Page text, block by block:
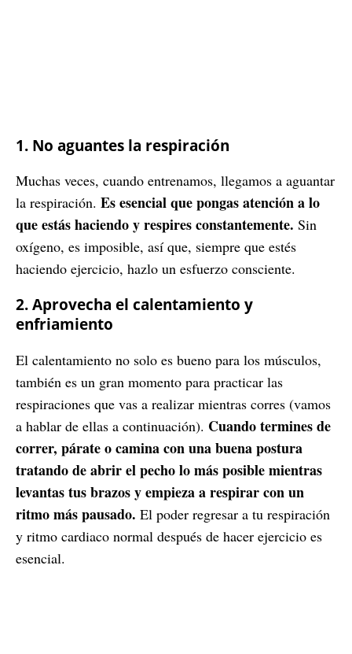
1. No aguantes la respiración
Muchas veces, cuando entrenamos, llegamos a aguantar
la respiración. Es esencial que pongas atención a lo
que estás haciendo y respires constantemente. Sin
oxígeno, es imposible, así que, siempre que estés
haciendo ejercicio, hazlo un esfuerzo consciente.
2. Aprovecha el calentamiento y
enfriamiento
El calentamiento no solo es bueno para los músculos,
también es un gran momento para practicar las
respiraciones que vas a realizar mientras corres (vamos
a hablar de ellas a continuación). Cuando termines de
correr, párate o camina con una buena postura
tratando de abrir el pecho lo más posible mientras
levantas tus brazos y empieza a respirar con un
ritmo más pausado. El poder regresar a tu respiración
y ritmo cardiaco normal después de hacer ejercicio es
esencial.